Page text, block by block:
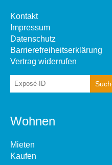
Kontakt
Impressum
Datenschutz
Barrierefreiheitserklärung
Vertrag widerrufen
Wohnen
Mieten
Kaufen